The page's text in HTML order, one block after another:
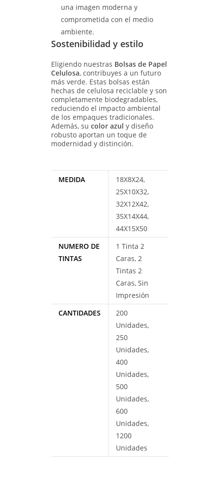
una imagen moderna y
comprometida con el medio
ambiente.
Sostenibilidad y estilo
Eligiendo nuestras Bolsas de Papel
Celulosa, contribuyes a un futuro
más verde. Estas bolsas están
hechas de celulosa reciclable y son
completamente biodegradables,
reduciendo el impacto ambiental
de los empaques tradicionales.
Además, su color azul y diseño
robusto aportan un toque de
modernidad y distinción.
MEDIDA
18X8X24,
25X10X32,
32X12X42,
35X14X44,
44X15X50
NUMERO DE
TINTAS
1 Tinta 2
Caras, 2
Tintas 2
Caras, Sin
Impresión
CANTIDADES
200
Unidades,
250
Unidades,
400
Unidades,
500
Unidades,
600
Unidades,
1200
Unidades